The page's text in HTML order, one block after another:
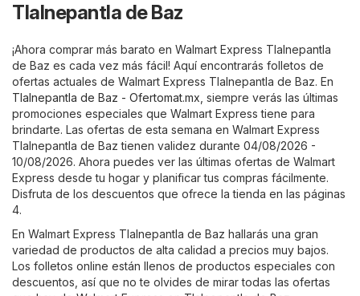
Tlalnepantla de Baz
¡Ahora comprar más barato en Walmart Express Tlalnepantla
de Baz es cada vez más fácil! Aquí encontrarás folletos de
ofertas actuales de Walmart Express Tlalnepantla de Baz. En
Tlalnepantla de Baz - Ofertomat.mx , siempre verás las últimas
promociones especiales que Walmart Express tiene para
brindarte. Las ofertas de esta semana en Walmart Express
Tlalnepantla de Baz tienen validez durante 04/08/2026 -
10/08/2026. Ahora puedes ver las últimas ofertas de Walmart
Express desde tu hogar y planificar tus compras fácilmente.
Disfruta de los descuentos que ofrece la tienda en las páginas
4.
En Walmart Express Tlalnepantla de Baz hallarás una gran
variedad de productos de alta calidad a precios muy bajos.
Los folletos online están llenos de productos especiales con
descuentos, así que no te olvides de mirar todas las ofertas